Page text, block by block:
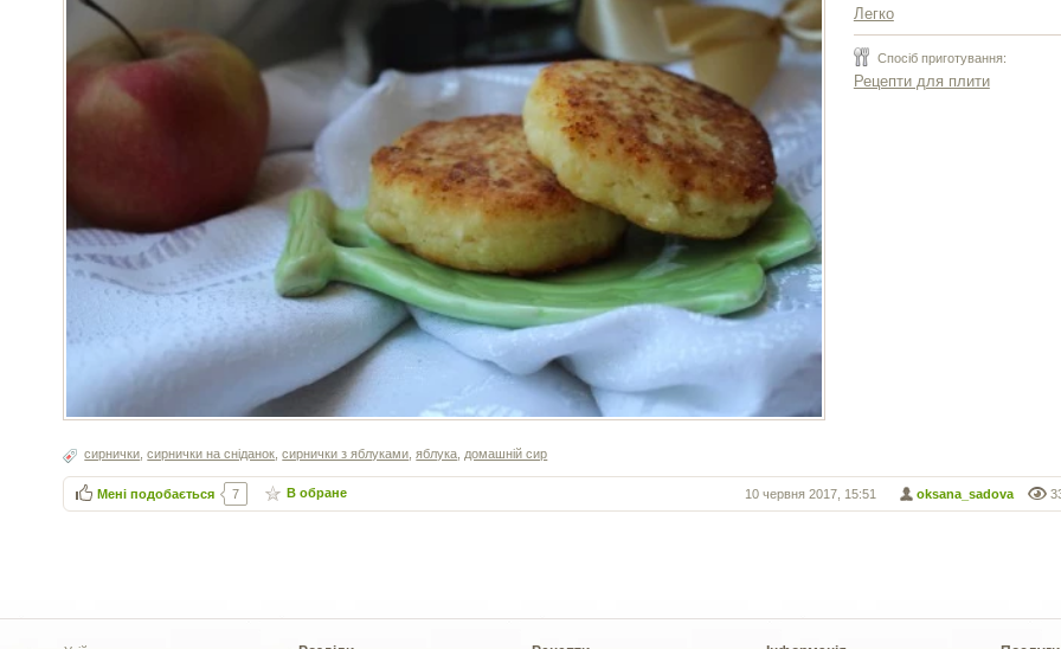
Легко
Спосіб приготування:
Рецепти для плити
сирнички ,сирнички на сніданок ,сирнички з яблуками ,яблука домашній сир
oksana_sadova
10 червня 2017, 15:51
Мені подобається 7 В обране